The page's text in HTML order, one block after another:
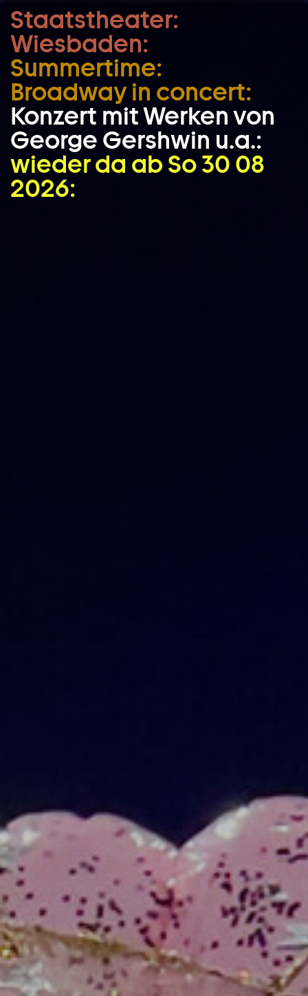
Zum Hauptinhalt springen
Zum Footer springen
Staatstheater:
Wiesbaden:
Summertime:
Broadway in concert:
Konzert mit Werken von
George Gershwin u.a.:
wieder da ab So 30 08
2026: